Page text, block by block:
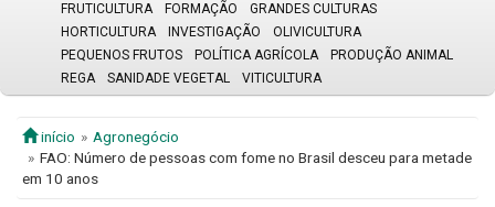
FRUTICULTURA
FORMAÇÃO
GRANDES CULTURAS
HORTICULTURA
INVESTIGAÇÃO
OLIVICULTURA
PEQUENOS FRUTOS
POLÍTICA AGRÍCOLA
PRODUÇÃO ANIMAL
REGA
SANIDADE VEGETAL VITICULTURA
início
Agronegócio
FAO: Número de pessoas com fome no Brasil desceu para metade
em 10 anos